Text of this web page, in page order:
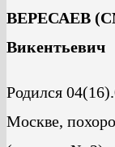
ВЕРЕСАЕВ
Викентьевич
Родился
Москве,